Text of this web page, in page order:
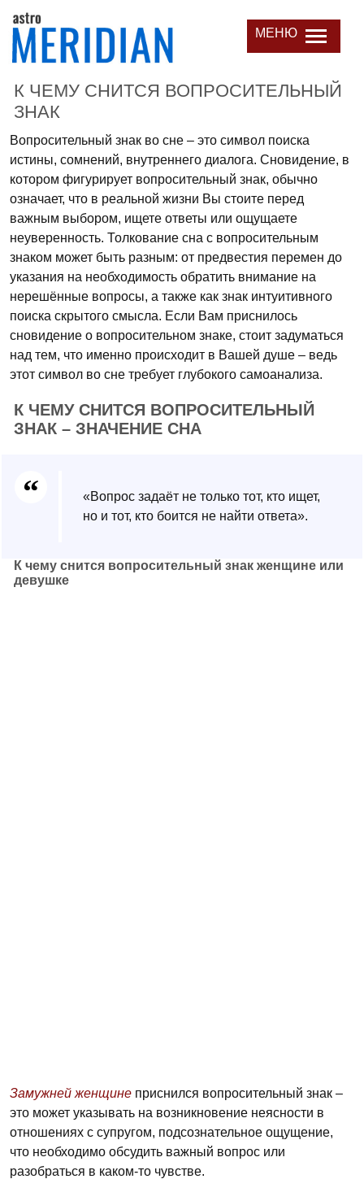
МЕНЮ
К ЧЕМУ СНИТСЯ ВОПРОСИТЕЛЬНЫЙ
ЗНАК
Вопросительный знак во сне – это символ поиска
истины, сомнений, внутреннего диалога. Сновидение, в
котором фигурирует вопросительный знак, обычно
означает, что в реальной жизни Вы стоите перед
важным выбором, ищете ответы или ощущаете
неуверенность. Толкование сна с вопросительным
знаком может быть разным: от предвестия перемен до
указания на необходимость обратить внимание на
нерешённые вопросы, а также как знак интуитивного
поиска скрытого смысла. Если Вам приснилось
сновидение о вопросительном знаке, стоит задуматься
над тем, что именно происходит в Вашей душе – ведь
этот символ во сне требует глубокого самоанализа.
К ЧЕМУ СНИТСЯ ВОПРОСИТЕЛЬНЫЙ
ЗНАК – ЗНАЧЕНИЕ СНА
«Вопрос задаёт не только тот, кто ищет,
но и тот, кто боится не найти ответа».
К чему снится вопросительный знак женщине или
девушке
Замужней женщине приснился вопросительный знак –
это может указывать на возникновение неясности в
отношениях с супругом, подсознательное ощущение,
что необходимо обсудить важный вопрос или
разобраться в каком-то чувстве.